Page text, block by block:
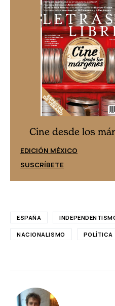
Cine desde los
EDICIÓN MÉXICO
SUSCRÍBETE
ESPAÑA
NACIONALISMO POLÍTICA